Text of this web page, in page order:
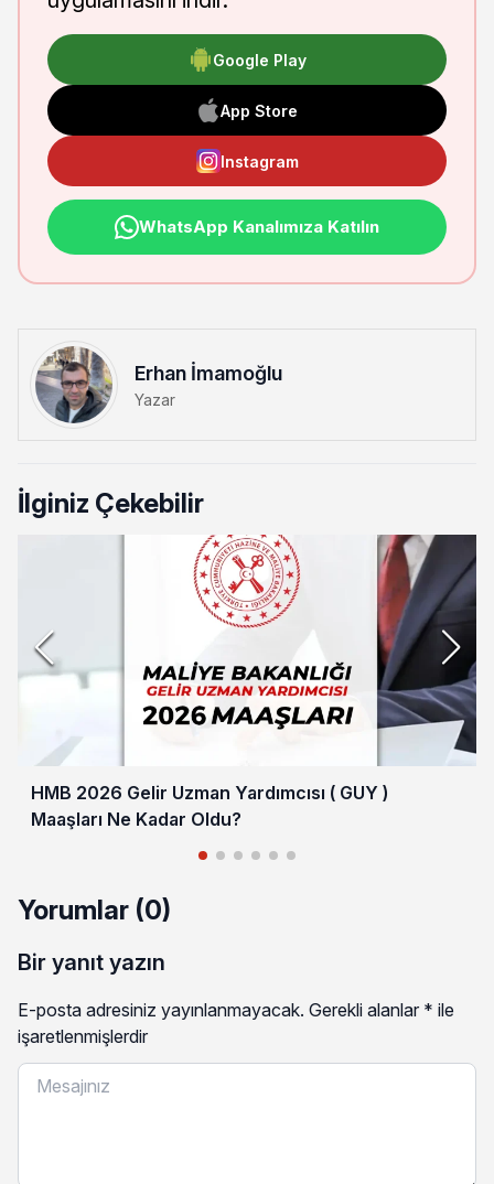
Google Play
App Store
Instagram
WhatsApp Kanalımıza Katılın
Erhan İmamoğlu
Yazar
İlginiz Çekebilir
HMB 2026 Gelir Uzman Yardımcısı ( GUY )
Maaşları Ne Kadar Oldu?
Yorumlar (0)
Bir yanıt yazın
E-posta adresiniz yayınlanmayacak. Gerekli alanlar * ile
işaretlenmişlerdir